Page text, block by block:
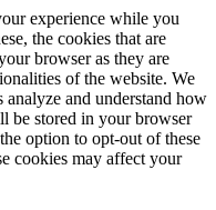
experience while you
the cookies that are
browser as they are
of the website. We
analyze and understand how
be stored in your browser
option to opt-out of these
cookies may affect your